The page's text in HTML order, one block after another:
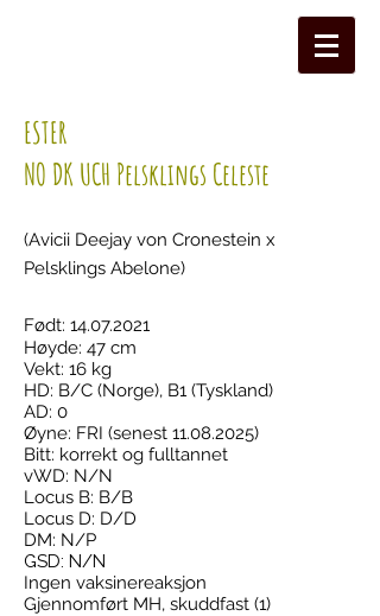
ESTER
NO DK UCH Pelsklings Celeste
(Avicii Deejay von Cronestein x
Pelsklings Abelone)
Født: 14.07.2021
Høyde: 47 cm
Vekt: 16 kg
HD: B/C (Norge), B1 (Tyskland)
AD: 0
Øyne: FRI (senest 11.08.2025)
Bitt: korrekt og fulltannet
vWD: N/N
Locus B: B/B
Locus D: D/D
DM: N/P
GSD: N/N
Ingen vaksinereaksjon
Gjennomført MH, skuddfast (1)